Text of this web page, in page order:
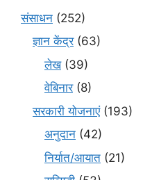
संसाधन (252)
ज्ञान केंद्र(63)
लेख(39)
वेबिनार(8)
सरकारी योजनाएं(193)
अनुदान (42)
निर्यात/आयात (21)